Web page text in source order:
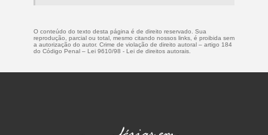
O conteúdo do texto desta página é de direito reservado. Sua
reprodução, parcial ou total, mesmo citando nossos links, é proibida sem
a autorização do autor. Crime de violação de direito autoral – artigo 184
do Código Penal – Lei 9610/98 - Lei de direitos autorais